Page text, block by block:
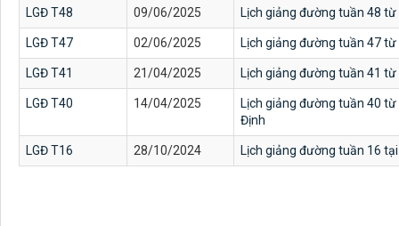
LGĐ T48 09/06/2025 Lịch giảng đường tuần 48
LGĐ T47 02/06/2025 Lịch giảng đường tuần 47
LGĐ T41 21/04/2025 Lịch giảng đường tuần 41
LGĐ T40 14/04/2025
Lịch giảng đường tuần 40
Định
LGĐ T16 28/10/2024 Lịch giảng đường tuần 16